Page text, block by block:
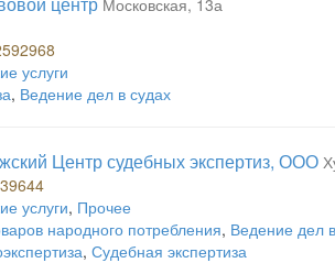
Московская, 13а
услуги
, Ведение дел в судах
Центр судебных экспертиз, ООО
услуги, Прочее
народного потребления, Ведение дел
, Судебная экспертиза